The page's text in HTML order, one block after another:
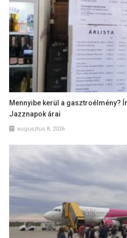
Mennyibe kerül a gasztroélmény?
Jazznapok árai
augusztus 8, 2026